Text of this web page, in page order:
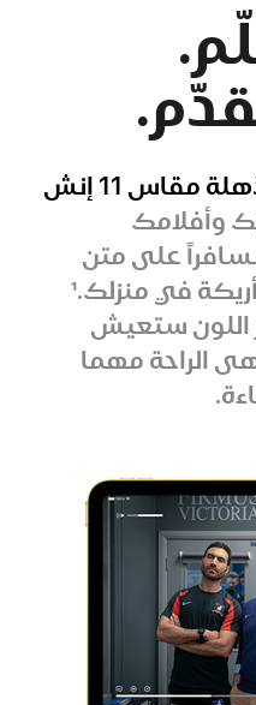
مقاس 11 إنش
وأفلامك
على متن
في منزلك.1
اللون ستعيش
الراحة مهما